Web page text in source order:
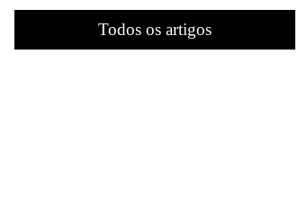
Todos os artigos